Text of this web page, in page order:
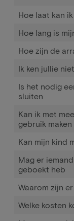
Hoe laat kan
Hoe lang is
Hoe zijn de
Ik ken jullie
Is het nodig
sluiten
Kan ik met
gebruik maken
Kan mijn kind
Mag er
geboekt heb
Waarom zijn
Welke kosten